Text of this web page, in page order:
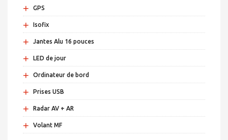
+ GPS
+ Isofix
+ Jantes Alu 16 pouces
+ LED de jour
+ Ordinateur de bord
+ Prises USB
+ Radar AV + AR
+ Volant MF